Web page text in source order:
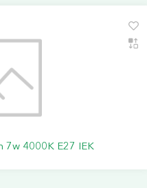
7w 4000K E27 IEK